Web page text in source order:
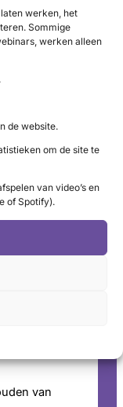
werken, het
Sommige
werken alleen
de website.
om de site te
van video’s en
of Spotify).
en
.
bekijk
van